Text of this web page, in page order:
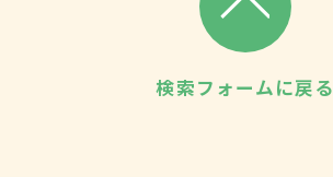
検索フォームに戻る